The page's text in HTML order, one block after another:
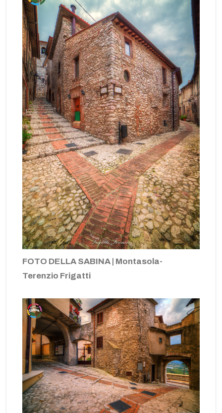
FOTO DELLA SABINA | Montasola-
Terenzio Frigatti